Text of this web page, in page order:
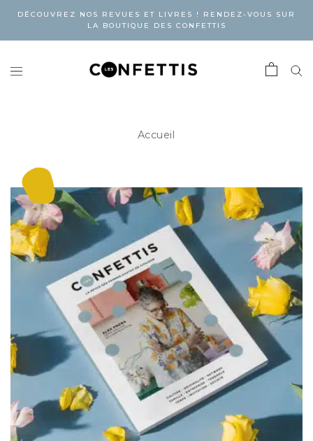
DÉCOUVREZ NOS REVUES ET LIVRES ! RENDEZ-VOUS SUR
LA BOUTIQUE DES CONFETTIS
Accueil